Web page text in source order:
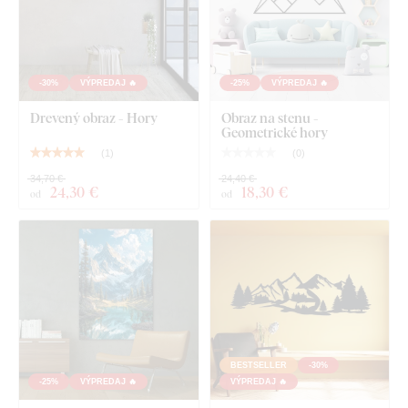
Kvalita z dreva, ktorá vydrží roky
Výrobok je vyrezanýlaserovou technológiou
HDF dosky - drevovláknitá doska s vysokou hustotou,
ktorá vzniká zlisovaním drevených vlákien a živice pod
hladkým povrchom
. Vďaka pevnosti dokážeme vyrezávať aj
-30% VÝPREDAJ 🔥
Drevený obraz - Hory
( 1 )
od 24,30 €
34,70 €
-25% VÝPREDAJ 🔥
Obraz na stenu -
Geometrické hory
( 0)
od 18,30 €
24,40 €
-25% VÝPREDAJ 🔥
BESTSELLER
-30%
VÝPREDAJ 🔥